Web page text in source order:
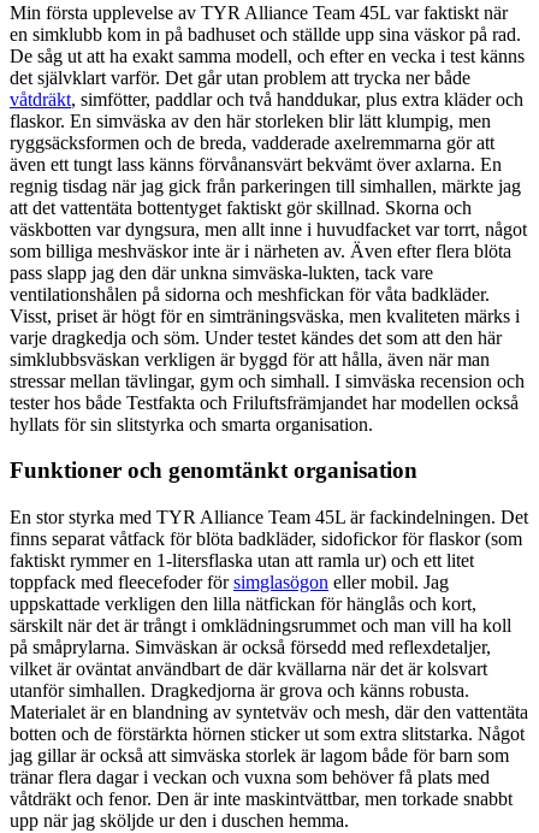
Min första upplevelse av TYR Alliance Team 45L var faktiskt när
en simklubb kom in på badhuset och ställde upp sina väskor på rad.
De såg ut att ha exakt samma modell, och efter en vecka i test känns
det självklart varför. Det går utan problem att trycka ner både
våtdräkt, simfötter, paddlar och två handdukar, plus extra kläder och
flaskor. En simväska av den här storleken blir lätt klumpig, men
ryggsäcksformen och de breda, vadderade axelremmarna gör att
även ett tungt lass känns förvånansvärt bekvämt över axlarna. En
regnig tisdag när jag gick från parkeringen till simhallen, märkte jag
att det vattentäta bottentyget faktiskt gör skillnad. Skorna och
väskbotten var dyngsura, men allt inne i huvudfacket var torrt, något
som billiga meshväskor inte är i närheten av. Även efter flera blöta
pass slapp jag den där unkna simväska-lukten, tack vare
ventilationshålen på sidorna och meshfickan för våta badkläder.
Visst, priset är högt för en simträningsväska, men kvaliteten märks i
varje dragkedja och söm. Under testet kändes det som att den här
simklubbsväskan verkligen är byggd för att hålla, även när man
stressar mellan tävlingar, gym och simhall. I simväska recension och
tester hos både Testfakta och Friluftsfrämjandet har modellen också
hyllats för sin slitstyrka och smarta organisation.
Funktioner och genomtänkt organisation
En stor styrka med TYR Alliance Team 45L är fackindelningen. Det
finns separat våtfack för blöta badkläder, sidofickor för flaskor (som
faktiskt rymmer en 1-litersflaska utan att ramla ur) och ett litet
toppfack med fleecefoder försimglasögon eller mobil. Jag
uppskattade verkligen den lilla nätfickan för hänglås och kort,
särskilt när det är trångt i omklädningsrummet och man vill ha koll
på småprylarna. Simväskan är också försedd med reflexdetaljer,
vilket är oväntat användbart de där kvällarna när det är kolsvart
utanför simhallen. Dragkedjorna är grova och känns robusta.
Materialet är en blandning av syntetväv och mesh, där den vattentäta
botten och de förstärkta hörnen sticker ut som extra slitstarka. Något
jag gillar är också att simväska storlek är lagom både för barn som
tränar flera dagar i veckan och vuxna som behöver få plats med
våtdräkt och fenor. Den är inte maskintvättbar, men torkade snabbt
upp när jag sköljde ur den i duschen hemma.